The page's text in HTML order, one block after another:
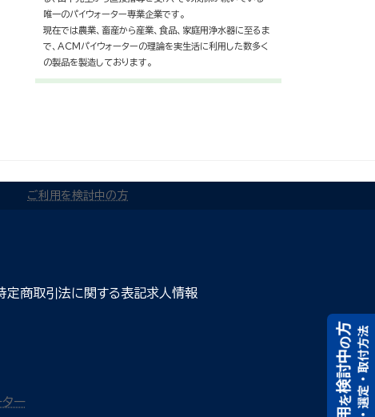
唯一のパイウォーター専業企業です。
現在では農業、畜産から産業、食品、家庭用浄水器に至るま
で、ACMパイウォーターの理論を実生活に利用した数多く
の製品を製造しております。
ご利用を検討中の方
定商取引法に関する表記求人情報
ー